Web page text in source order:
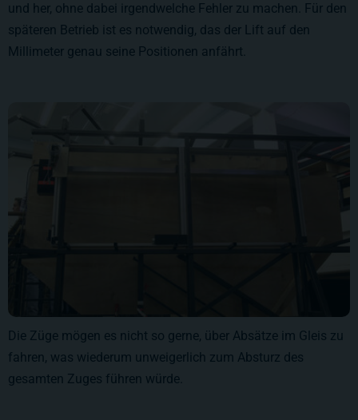
und her, ohne dabei irgendwelche Fehler zu machen. Für den
späteren Betrieb ist es notwendig, das der Lift auf den
Millimeter genau seine Positionen anfährt.
Die Züge mögen es nicht so gerne, über Absätze im Gleis zu
fahren, was wiederum unweigerlich zum Absturz des
gesamten Zuges führen würde.